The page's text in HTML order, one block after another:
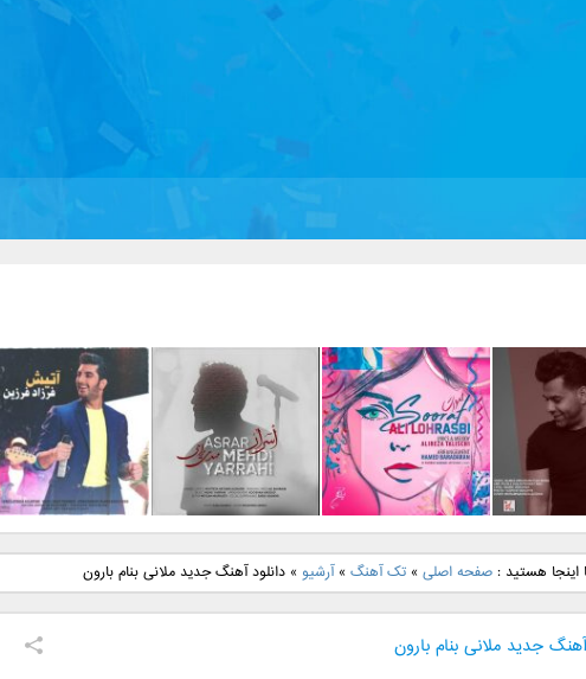
جدید رضا
بنام نگار
دانلود آهنگ جدید علی
لهراسبی بنام صورت
دانلود آهنگ جدید مهدی
یراحی بنام اسرار
دانلود آهنگ جدید فرزاد
فرزین بنام آتیش
اینجا هستید :صفحه اصلی »تک آهنگ »آرشیو »دانلود آهنگ جدید ملانی بنام بارون
جدید ملانی بنام بارون